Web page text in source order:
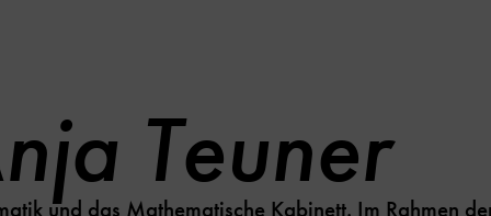
Teuner
und das Mathematische Kabinett. Im Rahmen